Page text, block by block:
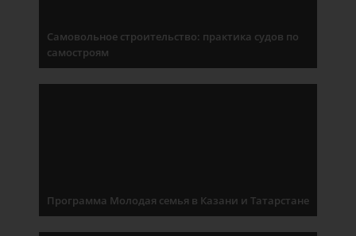
Самовольное строительство: практика судов по
самостроям
Программа Молодая семья в Казани и Татарстане